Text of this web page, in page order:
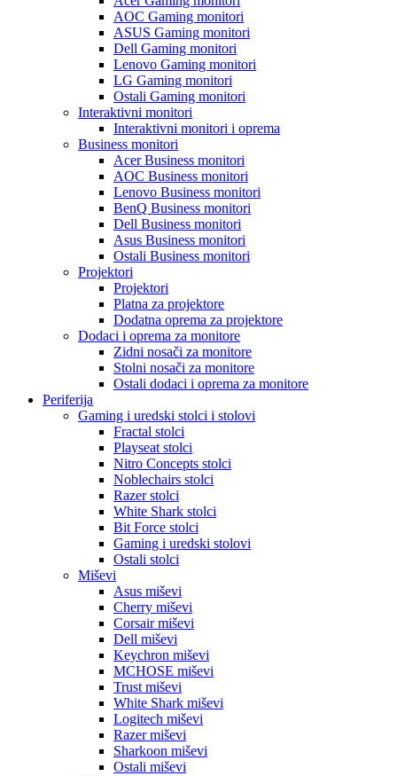
AOC Gaming monitori
ASUS Gaming monitori
Dell Gaming monitori
Lenovo Gaming monitori
LG Gaming monitori
Ostali Gaming monitori
Interaktivni monitori
Interaktivni monitori i oprema
Business monitori
Acer Business monitori
AOC Business monitori
Lenovo Business monitori
BenQ Business monitori
Dell Business monitori
Asus Business monitori
Ostali Business monitori
Projektori
Projektori
Platna za projektore
Dodatna oprema za projektore
Dodaci i oprema za monitore
Zidni nosači za monitore
Stolni nosači za monitore
Ostali dodaci i oprema za monitore
Periferija
Gaming i uredski stolci i stolovi
Fractal stolci
Playseat stolci
Nitro Concepts stolci
Noblechairs stolci
Razer stolci
White Shark stolci
Bit Force stolci
Gaming i uredski stolovi
Ostali stolci
Miševi
Asus miševi
Cherry miševi
Corsair miševi
Dell miševi
Keychron miševi
MCHOSE miševi
Trust miševi
White Shark miševi
Logitech miševi
Razer miševi
Sharkoon miševi
Ostali miševi